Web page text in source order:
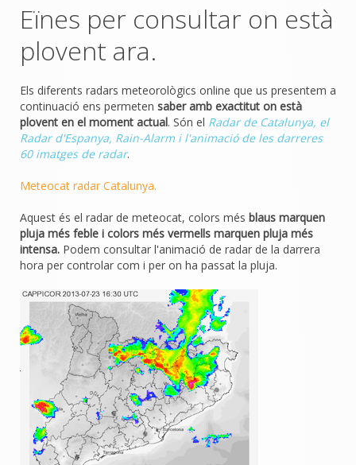
Eïnes per consultar on està
plovent ara.
Els diferents radars meteorològics online que us presentem a
continuació ens permeten saber amb exactitut on està
plovent en el moment actual. Són el Radar de Catalunya, el
Radar d'Espanya, Rain-Alarm i l'animació de les darreres
60 imatges de radar.
Meteocat radar Catalunya.
Aquest és el radar de meteocat, colors més blaus marquen
pluja més feble i colors més vermells marquen pluja més
intensa. Podem consultar l'animació de radar de la darrera
hora per controlar com i per on ha passat la pluja.